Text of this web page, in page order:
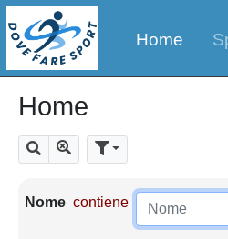
Home
Home
Cerca Mostra tutti i risultati
Parametri di ricerca
Nome contiene